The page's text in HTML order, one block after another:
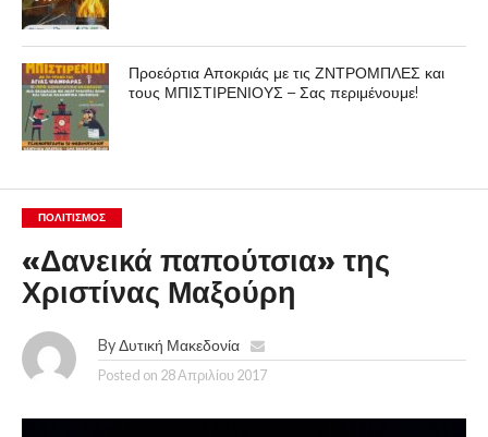
Προεόρτια Αποκριάς με τις ΖΝΤΡΟΜΠΛΕΣ και
τους ΜΠΙΣΤΙΡΕΝΙΟΥΣ – Σας περιμένουμε!
ΠΟΛΙΤΙΣΜΌΣ
«Δανεικά παπούτσια» της
Χριστίνας Μαξούρη
By Δυτική Μακεδονία
Posted on 28 Απριλίου 2017